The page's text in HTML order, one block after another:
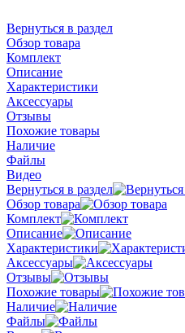
Вернуться в раздел
Обзор товара
Комплект
Описание
Характеристики
Аксессуары
Отзывы
Похожие товары
Наличие
Файлы
Видео
Вернуться в раздел
Обзор товара
Комплект
Описание
Характеристики
Аксессуары
Отзывы
Похожие товары
Наличие
Файлы